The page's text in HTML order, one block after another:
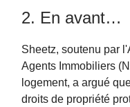
2. En avant…
Sheetz, soutenu par
Agents Immobiliers
logement, a argué
droits de propriété